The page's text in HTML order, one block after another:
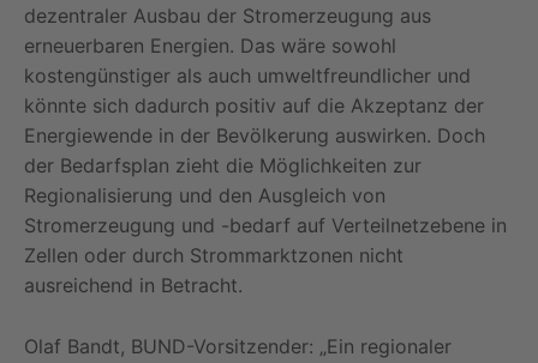
dezentraler Ausbau der Stromerzeugung aus
erneuerbaren Energien. Das wäre sowohl
kostengünstiger als auch umweltfreundlicher und
könnte sich dadurch positiv auf die Akzeptanz der
Energiewende in der Bevölkerung auswirken. Doch
der Bedarfsplan zieht die Möglichkeiten zur
Regionalisierung und den Ausgleich von
Stromerzeugung und -bedarf auf Verteilnetzebene in
Zellen oder durch Strommarktzonen nicht
ausreichend in Betracht.
Olaf Bandt, BUND-Vorsitzender: „Ein regionaler